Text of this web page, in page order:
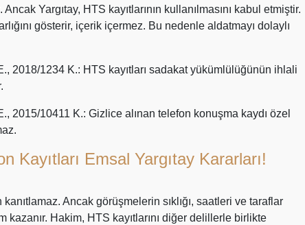
Yargıtay, HTS kayıtlarının kullanılmasını kabul etmiştir.
gösterir, içerik içermez. Bu nedenle aldatmayı dolaylı
2018/1234 K.: HTS kayıtları sadakat yükümlülüğünün ihlali
2015/10411 K.: Gizlice alınan telefon konuşma kaydı özel
Kayıtları Emsal Yargıtay Kararları!
Ancak görüşmelerin sıklığı, saatleri ve taraflar
Hakim, HTS kayıtlarını diğer delillerle birlikte